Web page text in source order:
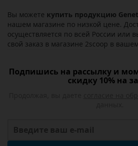
Вы можете купить продукцию
нашем магазине по низкой цене.
осуществляется по всей России или
свой заказ в магазине 2scoop в
Подпишись на рассылку и
скидку 10% на